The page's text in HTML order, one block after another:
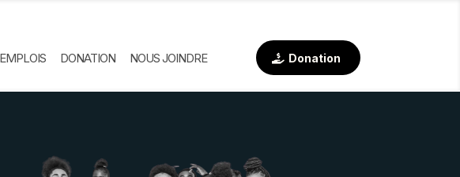
EMPLOIS DONATION NOUS JOINDRE Donation